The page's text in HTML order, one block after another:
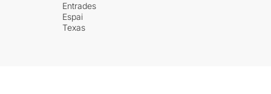
Entrades
Espai
Texas